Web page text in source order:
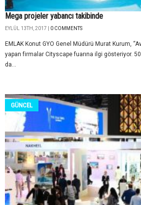
Mega projeler yabancı takibinde
EYLÜL 13TH, 2017 | 0 COMMENTS
EMLAK Konut GYO Genel Müdürü Murat Kurum,
yapan firmalar Cityscape fuarına ilgi gösteriyor.
da...
GÜNCEL